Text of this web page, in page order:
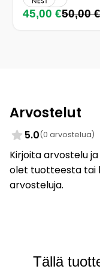
45,00 €50,00
Arvostelut
5.0(0 arvostelua)
Kirjoita arvostelu
olet tuotteesta tai
arvosteluja.
Tällä